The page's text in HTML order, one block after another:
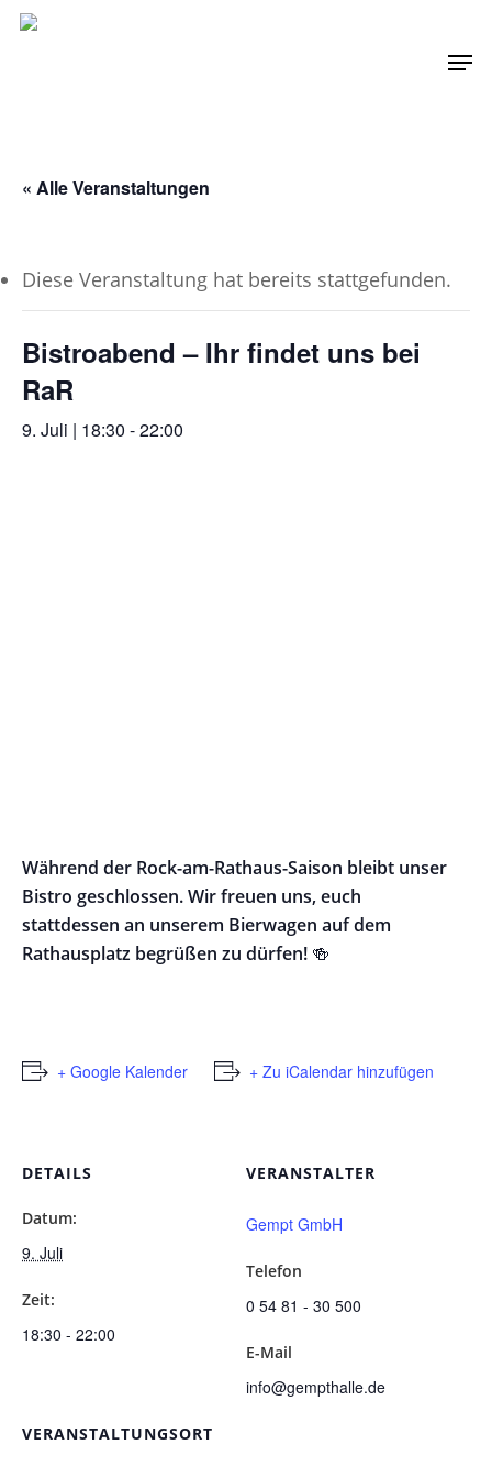
Skip
« Alle Veranstaltungen
Diese Veranstaltung hat bereits stattgefunden.
Bistroabend – Ihr findet uns bei
RaR
9. Juli | 18:30 -22:00
Während der Rock-am-Rathaus-Saison bleibt unser
Bistro geschlossen. Wir freuen uns, euch
stattdessen an unserem Bierwagen auf dem
Rathausplatz begrüßen zu dürfen! 🍻
+ Google Kalender + Zu iCalendar hinzufügen
DETAILS
Datum:
9. Juli
Zeit:
18:30 - 22:00
VERANSTALTUNGSORT
VERANSTALTER
Gempt GmbH
Telefon
0 54 81 - 30 500
E-Mail
info@gempthalle.de